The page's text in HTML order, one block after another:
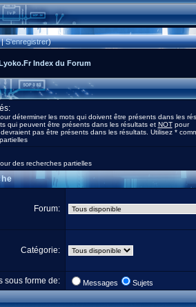
|S'enregistrer)
Index du Forum
déterminer les mots qui doivent être présents dans les
qui peuvent être présents dans les résultats et NOTpour
pas être présents dans les résultats. Utilisez *
des recherches partielles
Forum:
Catégorie:
sous forme de: Messages Sujets